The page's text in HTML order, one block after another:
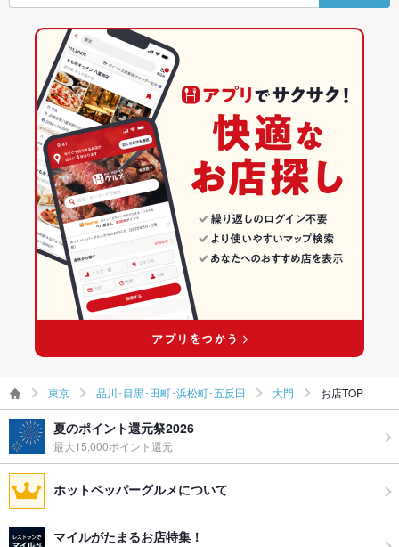
あり ：5000円以上で2時間サービス
英語メニュ
あり
その他設備 －
その他
飲み放題 あり
食べ放題 なし
カクテル充実、ワイン充実
ー二次会
備考 －
竹芝駅 × バー・カクテル
竹芝駅 × バー・カクテル
東京
東京 × バー・カクテル
東京 × バー・カクテル
東京のバー・カクテルランキング
品川･目黒･田町･浜松町･五反田のグルメランキング
品川･目黒･田町･浜松町･五反田のバー・カクテルランキング
大門のグルメランキング
東京 品川･目黒･田町･浜松町･五反田 大門 お店TOP
夏のポイント還元祭2026
最大15,000ポイント還元
ホットペッパーグルメについて
マイルがたまるお店特集！